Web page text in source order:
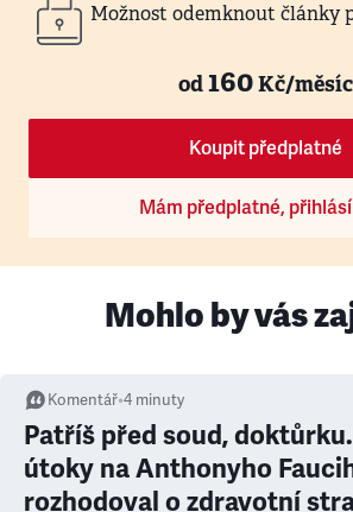
Možnost odemknout články
od160Kč/měsíc
Koupit předplatné
Mám předplatné,
Mohlo by vás
Komentář•4 minuty
Patříš před soud,
útoky na Anthonyho
rozhodoval o zdravotní